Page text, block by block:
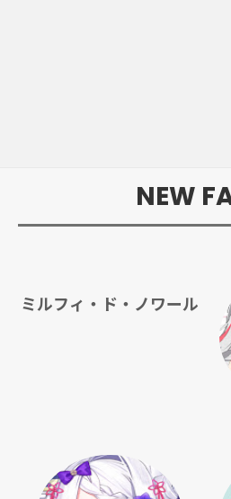
NEW
ミルフィ・ド・ノワール